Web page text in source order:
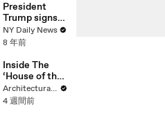
President
Trump signs
order at the
White House
NY Daily News
8 年前
Inside The
‘House of the
Dragon’
Season 3 Set
Architectural Digest
4 週間前